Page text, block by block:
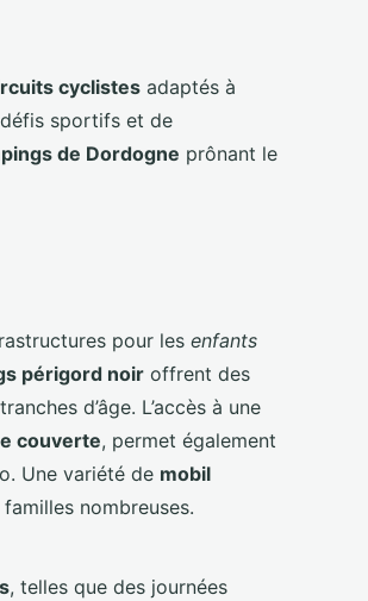
cyclistes adaptés à
sportifs et de
de Dordogne prônant le
pour les enfants
périgord noir offrent des
d’âge. L’accès à une
couverte, permet également
Une variété de mobil
nombreuses.
, telles que des journées